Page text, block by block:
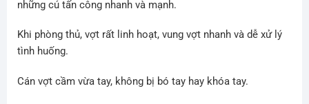
những cú tấn công nhanh và mạnh.
Khi phòng thủ, vợt rất linh hoạt, vung vợt nhanh và dễ xử lý
tình huống.
Cán vợt cầm vừa tay, không bị bó tay hay khóa tay.